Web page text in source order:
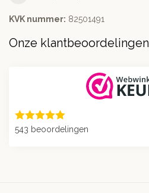
KVK nummer: 82501491
Onze klantbeoordelingen
543 beoordelingen